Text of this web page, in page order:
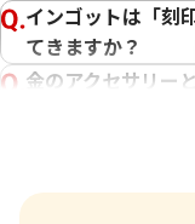
インゴットは「刻
てきますか？
金のアクセサリー